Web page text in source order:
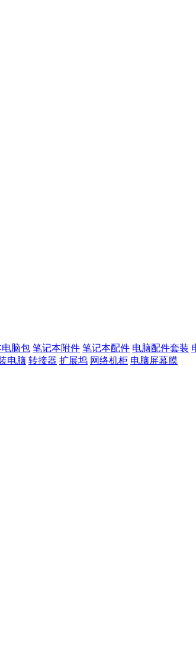
脑包 笔记本附件 笔记本配件 电脑配件套装
电脑 转接器 扩展坞 网络机柜 电脑屏幕膜